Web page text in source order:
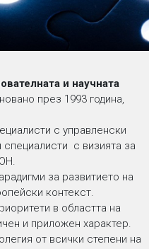
и научната
през 1993 година,
с управленски
с визията за
за развитието на
контекст.
в областта на
и приложен характер.
от всички степени на